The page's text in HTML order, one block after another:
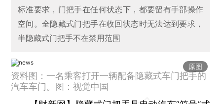
标准要求，门把手在任何状态下，都要留有手部操作
空间。全隐藏式门把手在收回状态时无法达到要求，
半隐藏式门把手不在禁用范围
原图
资料图：一名乘客打开一辆配备隐藏式车门把手的
汽车车门。图：视觉中国